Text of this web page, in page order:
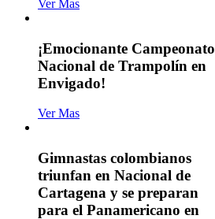
Ver Mas
¡Emocionante Campeonato
Nacional de Trampolín en
Envigado!
Ver Mas
Gimnastas colombianos
triunfan en Nacional de
Cartagena y se preparan
para el Panamericano en